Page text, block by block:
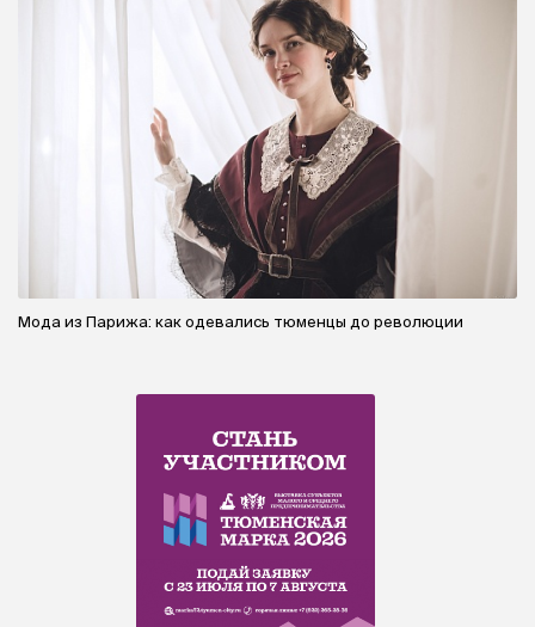
Мода из Парижа: как одевались тюменцы до революции